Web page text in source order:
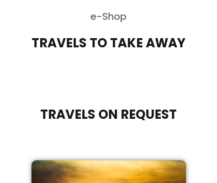
e-Shop
TRAVELS TO TAKE AWAY
TRAVELS ON REQUEST